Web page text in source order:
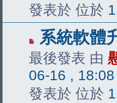
發表於 位於
有
新
文
章
系統軟體
最後發表 由
06-16 , 18:08
發表於 位於